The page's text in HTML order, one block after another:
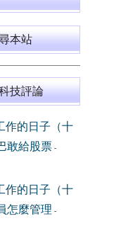
本站
技評論
作的日子（十
敢給股票-
作的日子（十
怎麼管理 -